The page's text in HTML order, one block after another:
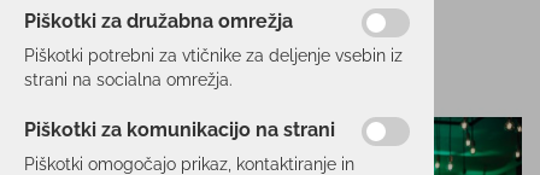
Piškotki za družabna omrežja
Piškotki potrebni za vtičnike za deljenje vsebin iz
strani na socialna omrežja.
Piškotki za komunikacijo na strani
Piškotki omogočajo prikaz, kontaktiranje in